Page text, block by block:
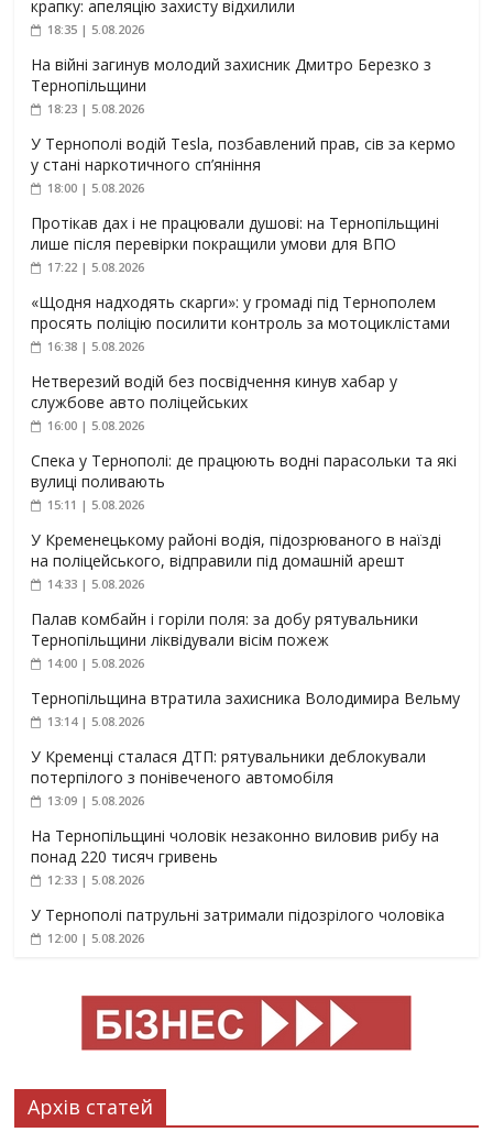
крапку: апеляцію захисту відхилили
18:35 | 5.08.2026
На війні загинув молодий захисник Дмитро Березко з
Тернопільщини
18:23 | 5.08.2026
У Тернополі водій Tesla, позбавлений прав, сів за кермо
у стані наркотичного сп’яніння
18:00 | 5.08.2026
Протікав дах і не працювали душові: на Тернопільщині
лише після перевірки покращили умови для ВПО
17:22 | 5.08.2026
«Щодня надходять скарги»: у громаді під Тернополем
просять поліцію посилити контроль за мотоциклістами
16:38 | 5.08.2026
Нетверезий водій без посвідчення кинув хабар у
службове авто поліцейських
16:00 | 5.08.2026
Спека у Тернополі: де працюють водні парасольки та які
вулиці поливають
15:11 | 5.08.2026
У Кременецькому районі водія, підозрюваного в наїзді
на поліцейського, відправили під домашній арешт
14:33 | 5.08.2026
Палав комбайн і горіли поля: за добу рятувальники
Тернопільщини ліквідували вісім пожеж
14:00 | 5.08.2026
Тернопільщина втратила захисника Володимира Вельму
13:14 | 5.08.2026
У Кременці сталася ДТП: рятувальники деблокували
потерпілого з понівеченого автомобіля
13:09 | 5.08.2026
На Тернопільщині чоловік незаконно виловив рибу на
понад 220 тисяч гривень
12:33 | 5.08.2026
У Тернополі патрульні затримали підозрілого чоловіка
12:00 | 5.08.2026
Архів статей